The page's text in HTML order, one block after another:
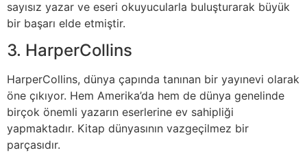
sayısız yazar ve eseri okuyucularla buluşturarak büyük
bir başarı elde etmiştir.
3. HarperCollins
HarperCollins, dünya çapında tanınan bir yayınevi olarak
öne çıkıyor. Hem Amerika’da hem de dünya genelinde
birçok önemli yazarın eserlerine ev sahipliği
yapmaktadır. Kitap dünyasının vazgeçilmez bir
parçasıdır.